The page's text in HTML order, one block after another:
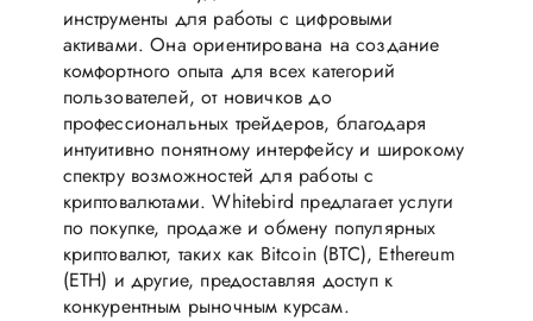
инструменты для работы с цифровыми
активами. Она ориентирована на создание
комфортного опыта для всех категорий
пользователей, от новичков до
профессиональных трейдеров, благодаря
интуитивно понятному интерфейсу и широкому
спектру возможностей для работы с
криптовалютами. Whitebird предлагает услуги
по покупке, продаже и обмену популярных
криптовалют, таких как Bitcoin (BTC), Ethereum
(ETH) и другие, предоставляя доступ к
конкурентным рыночным курсам.